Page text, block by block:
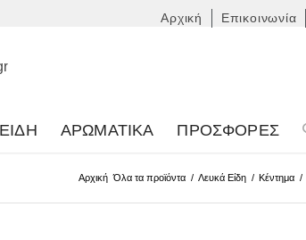
Αρχική Επικοινωνία
ΑΡΩΜΑΤΙΚΆ ΠΡΟΣΦΟΡΈΣ
Αρχική Όλα τα προϊόντα / Λευκά Είδη / Κέντημα /